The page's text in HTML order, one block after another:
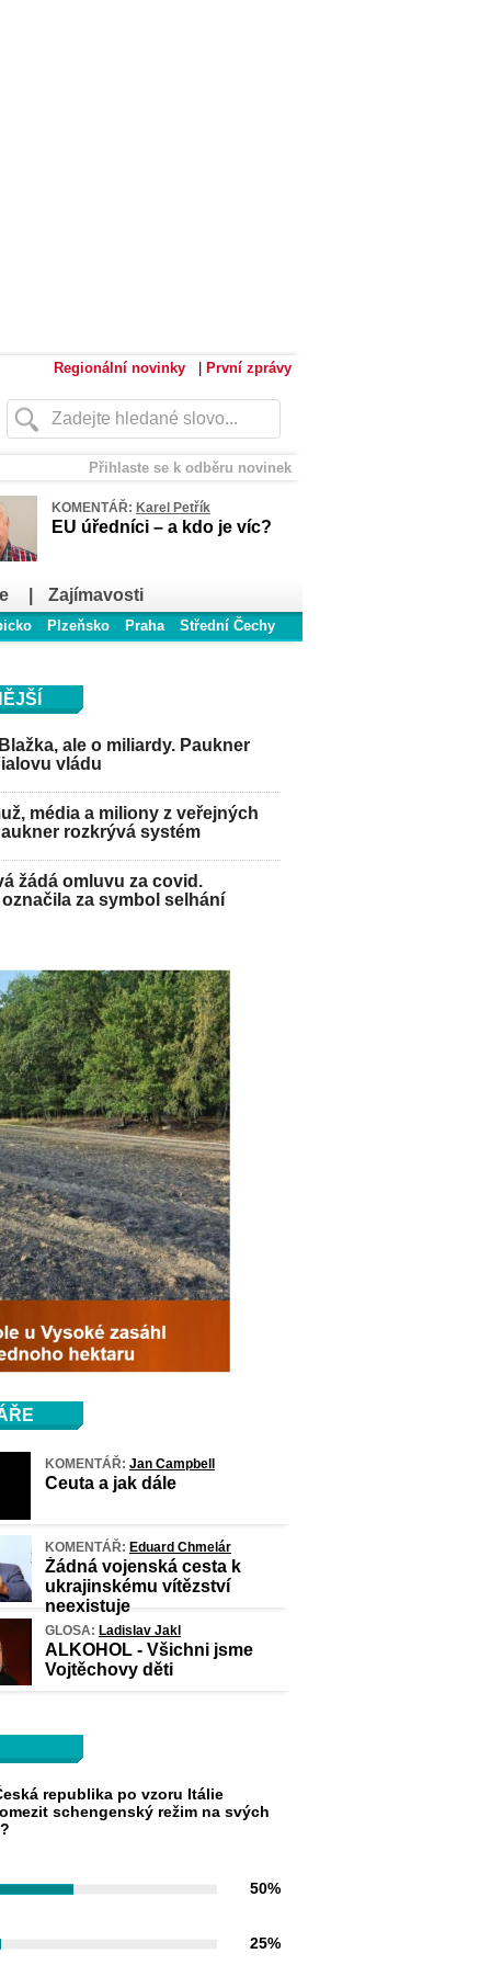
Regionální novinky První zprávy
Přihlaste se k odběru novinek
KOMENTÁŘ: Karel Petřík
EU úředníci – a kdo je víc?
Zajímavosti
Plzeňsko Praha Střední Čechy
ale o miliardy. Paukner
vládu
média a miliony z veřejných
rozkrývá systém
žádá omluvu za covid.
za symbol selhání
KOMENTÁŘ: Jan Campbell
Ceuta a jak dále
KOMENTÁŘ: Eduard Chmelár
Žádná vojenská cesta k
ukrajinskému vítězství
neexistuje
GLOSA: Ladislav Jakl
ALKOHOL - Všichni jsme
Vojtěchovy děti
republika po vzoru Itálie
schengenský režim na svých
50%
25%